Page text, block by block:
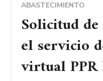
ABASTECIMIENTO
Solicitud
el servicio
virtual PPR